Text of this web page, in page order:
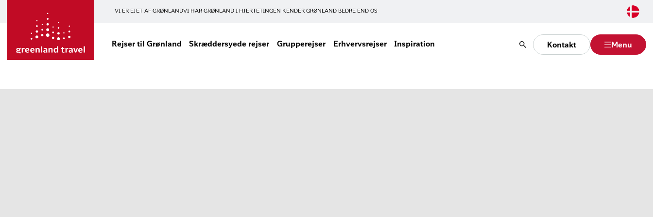
VI ER EJET AF GRØNLANDVI HAR GRØNLAND I HJERTET INGEN KENDER GRØNLAND BEDRE END OS
Rejser til Grønland Skræddersyede rejser Grupperejser Erhvervsrejser Inspiration Søg Kontakt Menu